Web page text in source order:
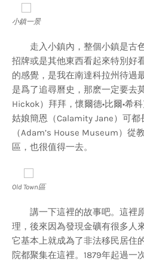
小鎮一景
走入小鎮內，整個小鎮是古
招牌或是其他東西看起來特別好
的感覺，是我在南達科拉州待過
是爲了追尋曆史，那麽一定要去
Hickok）拜拜，懷爾德•比爾•希
姑娘簡恩（Calamity Jane）可
（Adam’s House Museum）從
區，也很值得一去。
Old Town區
講一下這裡的故事吧。這裡
理，後來因為發現金礦有很多人
它基本上就成為了非法移民居住
院都聚集在這裡。1879年起過一